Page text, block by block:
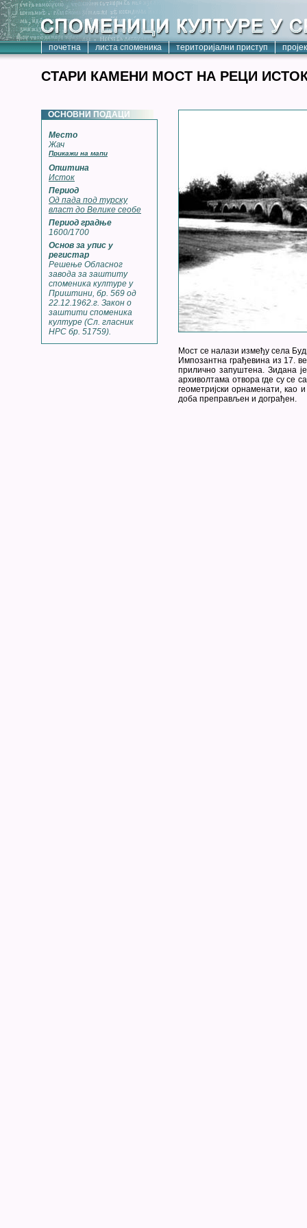
почетна листа споменика територијални приступ
СТАРИ КАМЕНИ МОСТ НА РЕЦИ
ОСНОВНИ ПОДАЦИ
Место
Жач
Прикажи на мапи
Општина
Исток
Период
Од пада под турску
власт до Велике сеобе
Период градње
1600/1700
Основ за упис у
регистар
Решење Обласног
завода за заштиту
споменика културе у
Приштини, бр. 569 од
22.12.1962.г. Закон о
заштити споменика
културе (Сл. гласник
НРС бр. 51759).
Мост се налази између села
Импозантна грађевина из 17.
прилично запуштена. Зидана
архиволтама отвора где су се
геометријски орнаменати, као
доба преправљен и дограђен.